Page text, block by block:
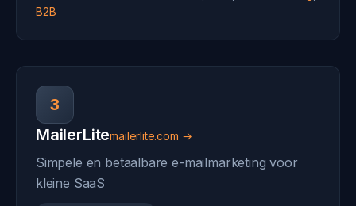
B2B
3
MailerLitemailerlite.com →
Simpele en betaalbare e-mailmarketing voor
kleine SaaS